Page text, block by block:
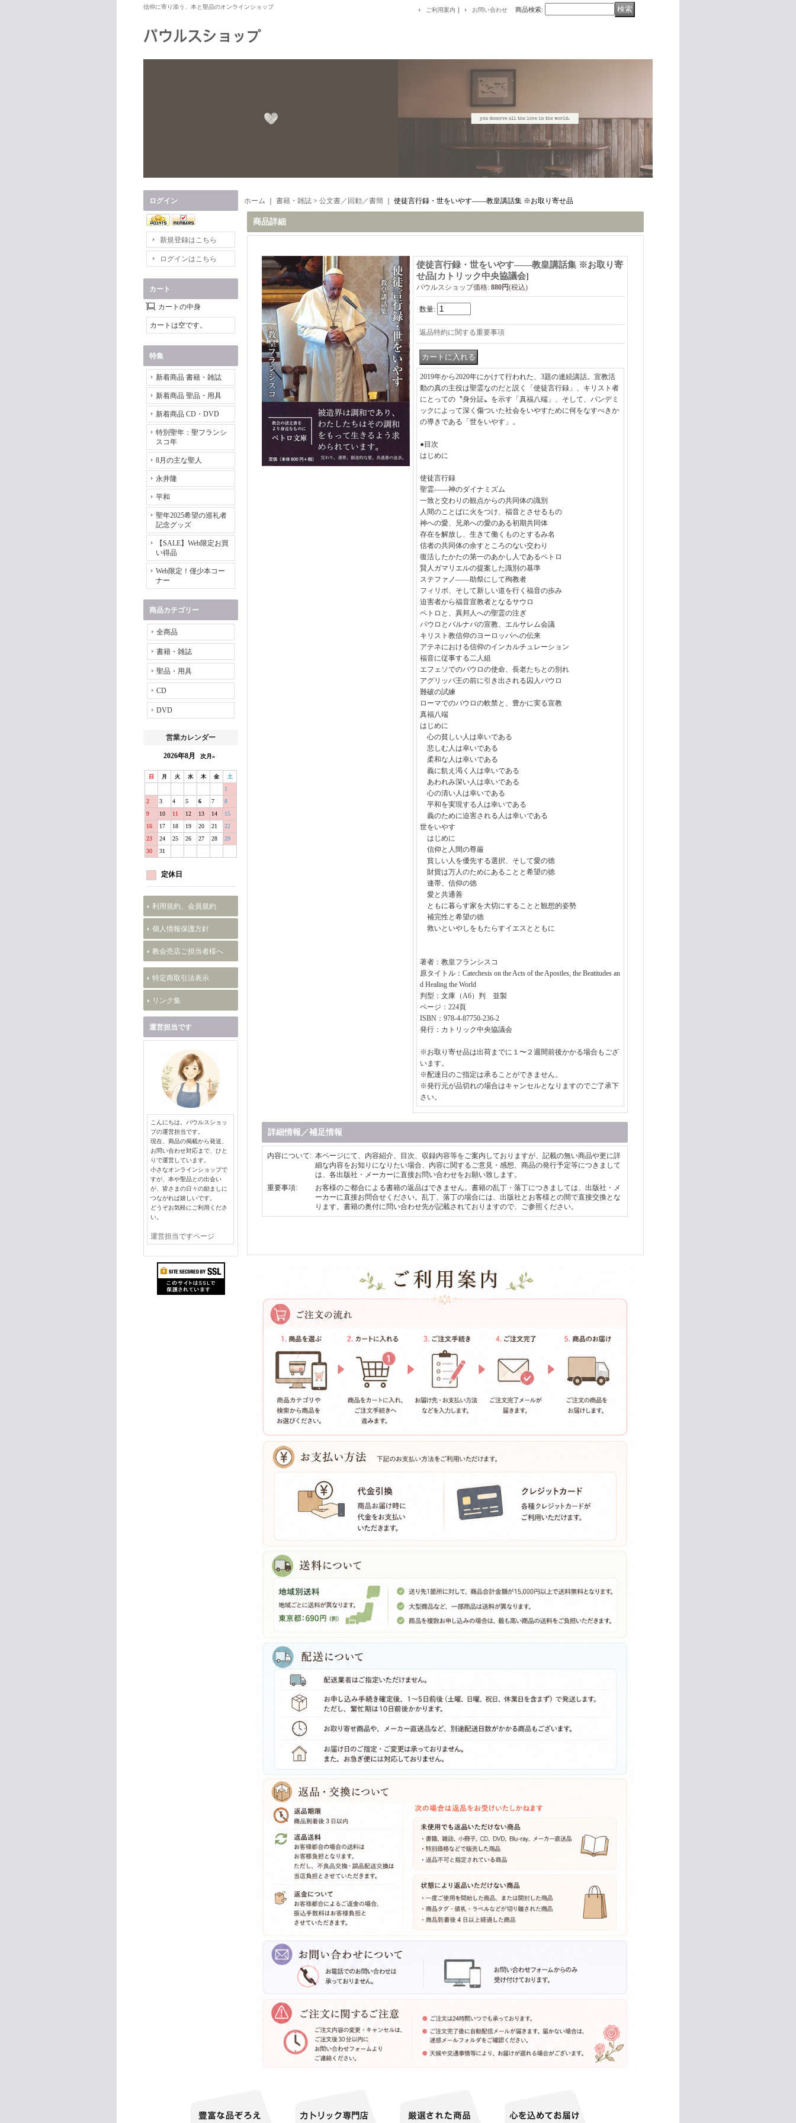
信仰に寄り添う、本と聖品のオンラインショップ ご利用案内 ｜ お問い合わせ 商品検索:
ログイン
新規登録はこちら
ログインはこちら
カート
カートの中身
カートは空です。
特集
新着商品 書籍・雑誌
新着商品 聖品・用具
新着商品 CD・DVD
特別聖年：聖フランシ
スコ年
8月の主な聖人
永井隆
平和
聖年2025希望の巡礼者
記念グッズ
【SALE】Web限定お買
い得品
Web限定！僅少本コー
ナー
商品カテゴリー
全商品
書籍・雑誌
聖品・用具
CD
DVD
営業カレンダー
2026年8月 次月»
日 月 火 水 木 金 土
1
2
3 4 5 6 7
8
9
10 11 12 13 14
15
16
17 18 19 20 21
22
23
24 25 26 27 28
29
30
31
定休日
利用規約、会員規約
個人情報保護方針
教会売店ご担当者様へ
特定商取引法表示
リンク集
運営担当です
こんにちは。パウルスショッ
プの運営担当です。
現在、商品の掲載から発送、
お問い合わせ対応まで、ひと
りで運営しています。
小さなオンラインショップで
すが、本や聖品との出会い
が、皆さまの日々の励ましに
つながれば嬉しいです。
どうぞお気軽にご利用くださ
い。
運営担当ですページ
ホーム 書籍・雑誌 > 公文書／回勅／書簡 使徒言行録・世をいやす――教皇講話集 ※お取り寄せ品
商品詳細
使徒言行録・世をいやす――教皇講話集 ※お取り寄
せ品[カトリック中央協議会]
パウルスショップ価格: 880円(税込)
数量:
返品特約に関する重要事項
2019年から2020年にかけて行われた、3題の連続講話。宣教活
動の真の主役は聖霊なのだと説く「使徒言行録」、キリスト者
にとっての〝身分証〟を示す「真福八端」、そして、パンデミ
ックによって深く傷ついた社会をいやすために何をなすべきか
の導きである「世をいやす」。
●目次
はじめに
使徒言行録
聖霊――神のダイナミズム
一致と交わりの観点からの共同体の識別
人間のことばに火をつけ、福音とさせるもの
神への愛、兄弟への愛のある初期共同体
存在を解放し、生きて働くものとするみ名
信者の共同体の余すところのない交わり
復活したかたの第一のあかし人であるペトロ
賢人ガマリエルの提案した識別の基準
ステファノ――助祭にして殉教者
フィリポ、そして新しい道を行く福音の歩み
迫害者から福音宣教者となるサウロ
ペトロと、異邦人への聖霊の注ぎ
パウロとバルナバの宣教、エルサレム会議
キリスト教信仰のヨーロッパへの伝来
アテネにおける信仰のインカルチュレーション
福音に従事する二人組
エフェソでのパウロの使命、長老たちとの別れ
アグリッパ王の前に引き出される囚人パウロ
難破の試練
ローマでのパウロの軟禁と、豊かに実る宣教
真福八端
はじめに
心の貧しい人は幸いである
悲しむ人は幸いである
柔和な人は幸いである
義に飢え渇く人は幸いである
あわれみ深い人は幸いである
心の清い人は幸いである
平和を実現する人は幸いである
義のために迫害される人は幸いである
世をいやす
はじめに
信仰と人間の尊厳
貧しい人を優先する選択、そして愛の徳
財貨は万人のためにあることと希望の徳
連帯、信仰の徳
愛と共通善
ともに暮らす家を大切にすることと観想的姿勢
補完性と希望の徳
救いといやしをもたらすイエスとともに
著者：教皇フランシスコ
原タイトル：Catechesis on the Acts of the Apostles, the Beatitudes an
d Healing the World
判型：文庫（A6）判 並製
ページ：224頁
ISBN：978-4-87750-236-2
発行：カトリック中央協議会
※お取り寄せ品は出荷までに１〜２週間前後かかる場合もござ
います。
※配達日のご指定は承ることができません。
※発行元が品切れの場合はキャンセルとなりますのでご了承下
さい。
詳細情報／補足情報
内容について: 本ページにて、内容紹介、目次、収録内容等をご案内しておりますが、記載の無い商品や更に詳
細な内容をお知りになりたい場合、内容に関するご意見・感想、商品の発行予定等につきまして
は、各出版社・メーカーに直接お問い合わせをお願い致します。
重要事項:
お客様のご都合による書籍の返品はできません。書籍の乱丁・落丁につきましては、出版社・メ
ーカーに直接お問合せください。乱丁、落丁の場合には、出版社とお客様との間で直接交換とな
ります。書籍の奥付に問い合わせ先が記載されておりますので、ご参照ください。